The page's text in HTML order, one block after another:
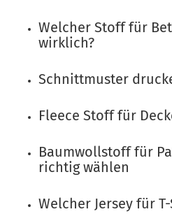
Welcher Stoff für
wirklich?
Schnittmuster
Fleece Stoff für
Baumwollstoff für
richtig wählen
Welcher Jersey für